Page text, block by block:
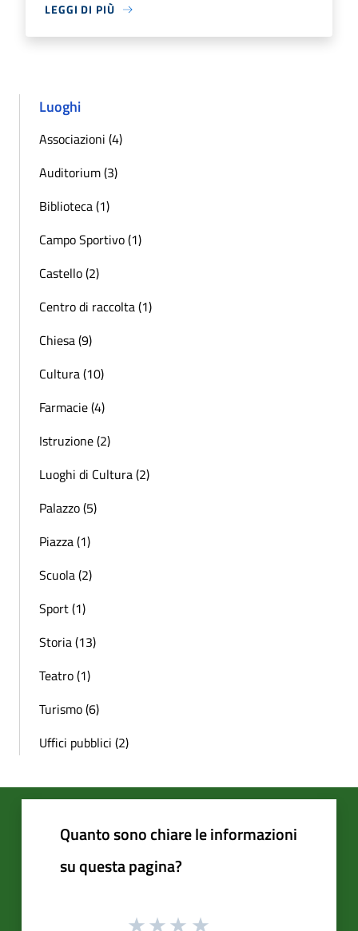
LEGGI DI PIÙ
Luoghi
Associazioni (4)
Auditorium (3)
Biblioteca (1)
Campo Sportivo (1)
Castello (2)
Centro di raccolta (1)
Chiesa (9)
Cultura (10)
Farmacie (4)
Istruzione (2)
Luoghi di Cultura (2)
Palazzo (5)
Piazza (1)
Scuola (2)
Sport (1)
Storia (13)
Teatro (1)
Turismo (6)
Uffici pubblici (2)
Quanto sono chiare le informazioni
su questa pagina?